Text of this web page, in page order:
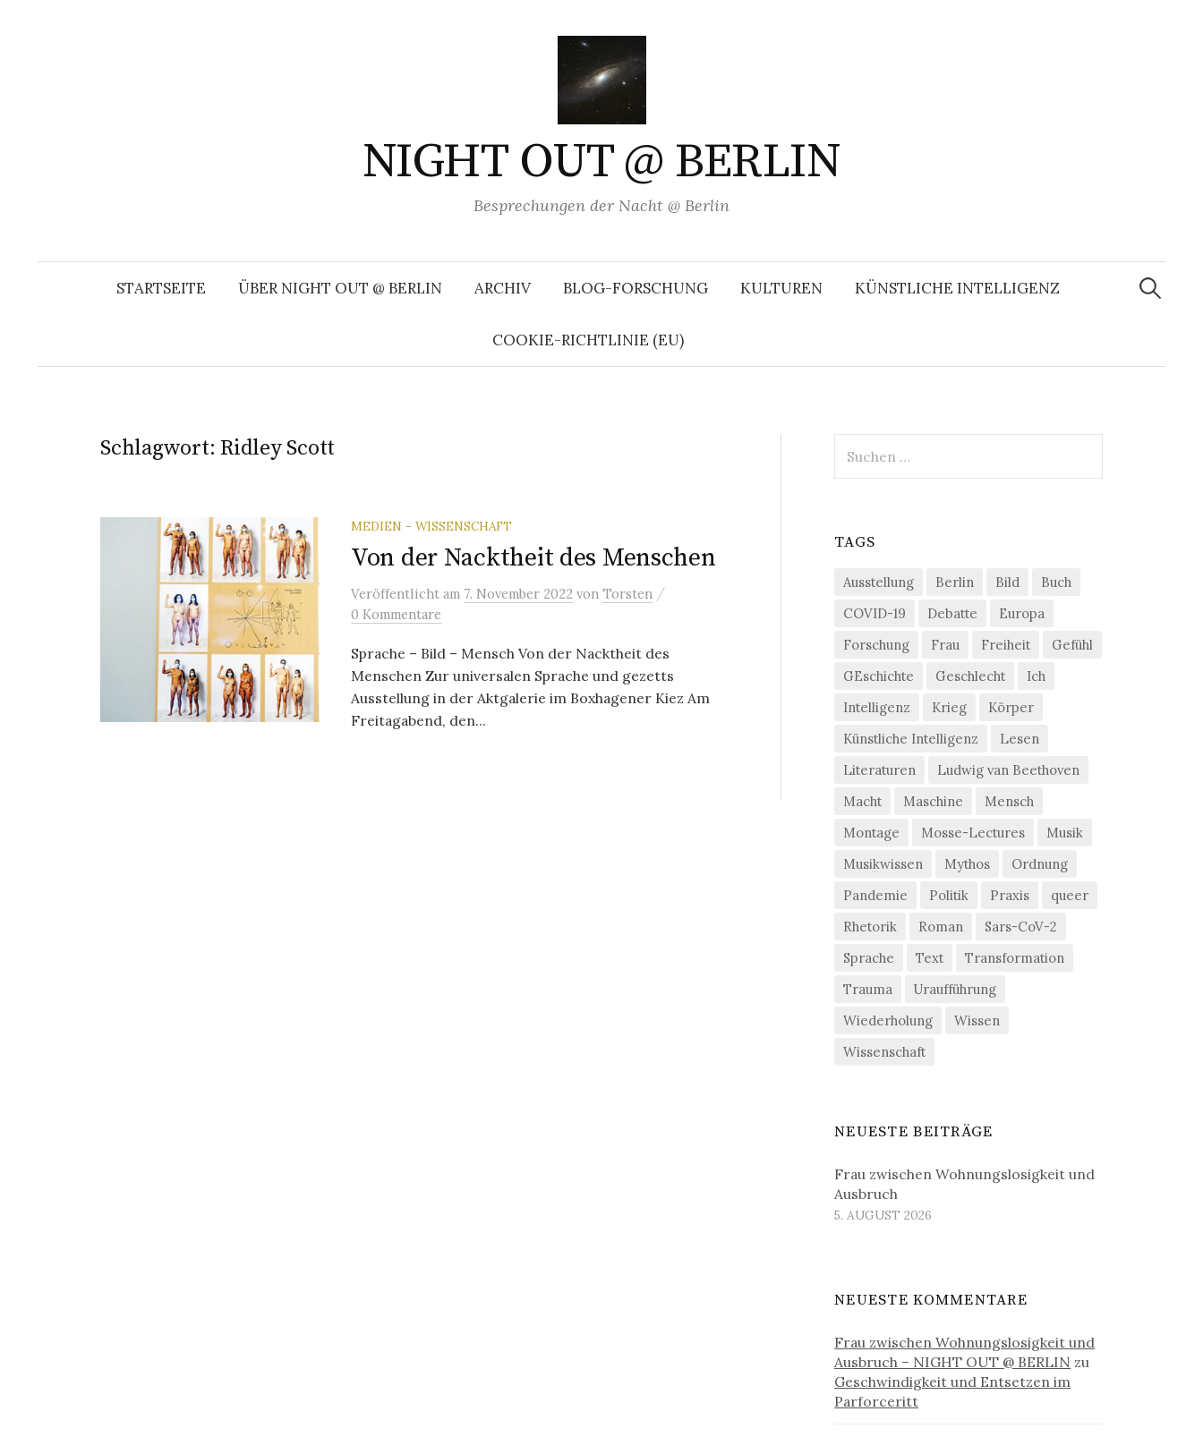
NIGHT OUT @ BERLIN
Besprechungen der Nacht @ Berlin
STARTSEITE ÜBER NIGHT OUT @ BERLIN ARCHIV BLOG-FORSCHUNG KULTUREN KÜNSTLICHE INTELLIGENZ
COOKIE-RICHTLINIE (EU)
Suchen
nach:
Schlagwort: Ridley Scott
MEDIEN - WISSENSCHAFT
Von der Nacktheit des Menschen
Veröffentlicht am 7. November 2022 von Torsten /
0 Kommentare
Sprache – Bild – Mensch Von der Nacktheit des
Menschen Zur universalen Sprache und gezetts
Ausstellung in der Aktgalerie im Boxhagener Kiez Am
Freitagabend, den...
nach:
TAGS
Ausstellung Berlin Bild
Buch
COVID-19
Debatte
Europa
Forschung
Frau Freiheit
Gefühl
GEschichte
Geschlecht
Ich
Intelligenz
Krieg
Körper
Künstliche Intelligenz
Lesen
Literaturen
Ludwig van Beethoven
Macht
Maschine
Mensch
Montage
Mosse-Lectures
Musik
Musikwissen
Mythos
Ordnung
Pandemie
Politik Praxis
queer
Rhetorik
Roman
Sars-CoV-2
Sprache
Text
Transformation
Trauma
Uraufführung
Wiederholung
Wissen
Wissenschaft
NEUESTE BEITRÄGE
Frau zwischen Wohnungslosigkeit und
Ausbruch
5. AUGUST 2026
NEUESTE KOMMENTARE
Frau zwischen Wohnungslosigkeit und
Ausbruch – NIGHT OUT @ BERLIN zu
Geschwindigkeit und Entsetzen im
Parforceritt